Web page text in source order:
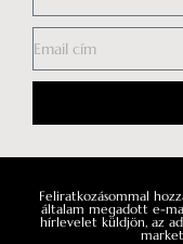
Feliratkozásommal
általam megadott e-
hírlevelet küldjön, az